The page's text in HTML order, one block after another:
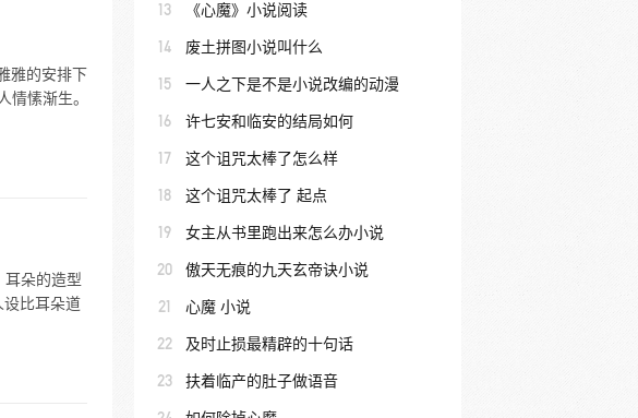
雅的安排下
愫渐生。
耳朵的造型
比耳朵道
13 《心魔》小说阅读
14 废土拼图小说叫什么
15 一人之下是不是小说改编的动漫
16 许七安和临安的结局如何
17 这个诅咒太棒了怎么样
18 这个诅咒太棒了 起点
19 女主从书里跑出来怎么办小说
20 傲天无痕的九天玄帝诀小说
21 心魔 小说
22 及时止损最精辟的十句话
23 扶着临产的肚子做语音